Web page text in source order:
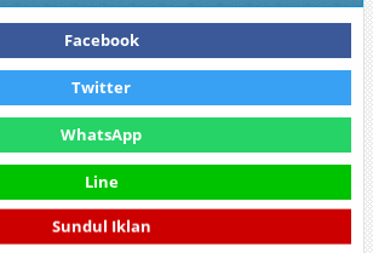
Facebook
Twitter
WhatsApp
Line
Sundul Iklan